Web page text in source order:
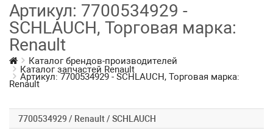
Артикул: 7700534929 -
SCHLAUCH, Торговая марка:
Renault
Каталог брендов-производителей
Каталог запчастей Renault
Артикул: 7700534929 - SCHLAUCH, Торговая марка:
Renault
7700534929 / Renault / SCHLAUCH